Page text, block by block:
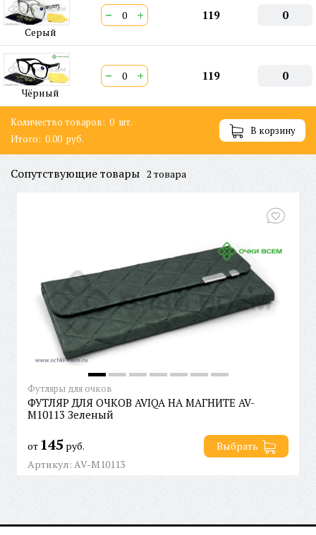
Серый
− + 119 0
Чёрный
− + 119 0
Количество товаров: 0 шт.
Итого: 0.00 руб.
В корзину
Сопутствующие товары 2 товара
Футляры для очков
ФУТЛЯР ДЛЯ ОЧКОВ AVIQA НА МАГНИТЕ AV-
M10113 Зеленый
от 145 руб.
Выбрать
Артикул: AV-M10113